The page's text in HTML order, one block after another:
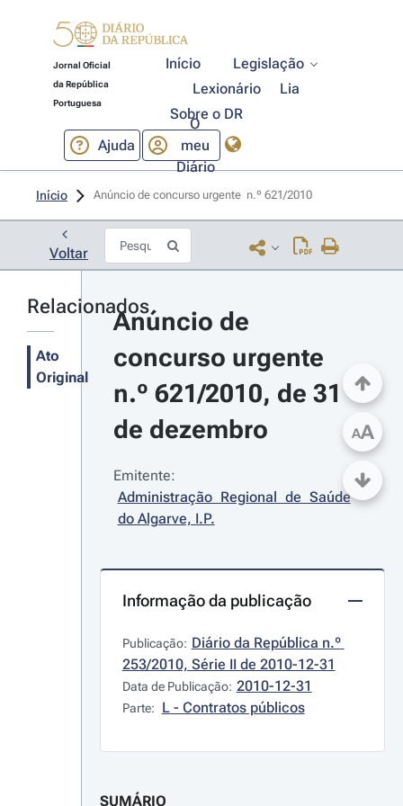
Jornal Oficial
da República
Portuguesa
Início
Legislação
Lexionário
Lia
Sobre o DR
Ajuda
O
meu
Diário
Início Anúncio de concurso urgente  n.º 621/2010
Voltar
Relacionados
Ato
Original
Anúncio de
concurso urgente
n.º 621/2010, de 31
de dezembro
Emitente:
Administração Regional de Saúde
do Algarve, I.P.
Informação da publicação
Publicação: Diário da República n.º
253/2010, Série II de 2010-12-31
Data de Publicação: 2010-12-31
Parte: L - Contratos públicos
SUMÁRIO
AA